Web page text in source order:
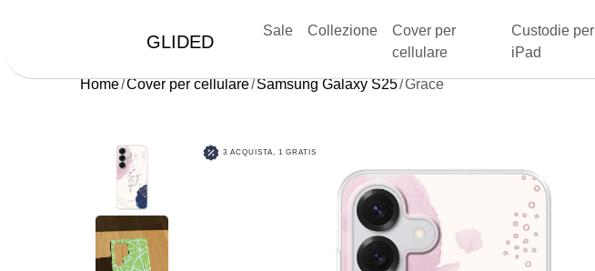
GLIDED
Sale Collezione
Cover per
cellulare
Custodie per
iPad
Home Cover per cellulare Samsung Galaxy S25 Grace
3 ACQUISTA, 1 GRATIS